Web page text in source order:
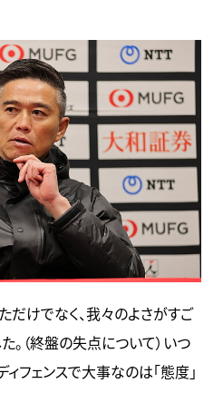
けでなく、我々のよさがすご
。（終盤の失点について）いつ
フェンスで大事なのは「態度」